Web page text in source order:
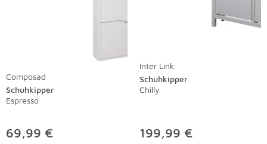
Composad
Schuhkipper
Espresso
69,99 €
Inter Link
Schuhkipper
Chilly
199,99 €